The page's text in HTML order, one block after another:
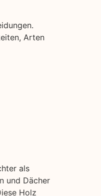
Arten
als
und Dächer
Holz